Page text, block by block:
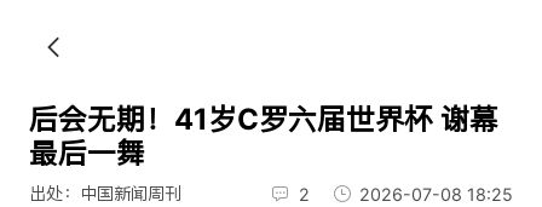
后会无期！41岁C罗六届世界杯 谢幕
最后一舞
出处：中国新闻周刊 2 2026-07-08 18:25